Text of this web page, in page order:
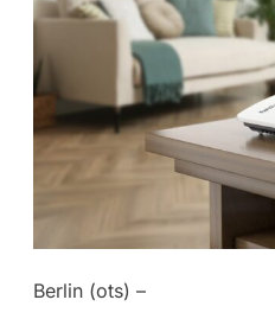
Berlin (ots) –